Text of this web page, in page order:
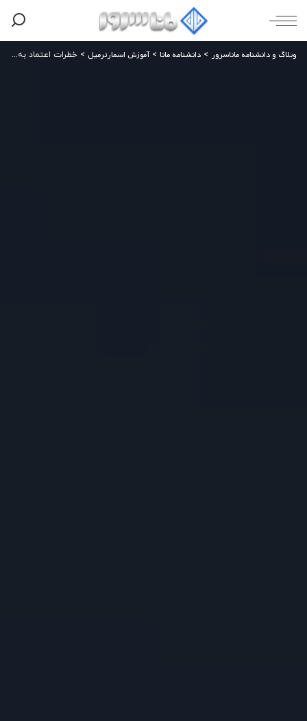
وبلاگ و دانشنامه ماناسرور > دانشنامه مانا >آموزش اسمارترمیل > خطرات اعتماد به غول‌های فناوری؛ چگونه مالکیت داده‌های سازمان را حفظ کنیم؟